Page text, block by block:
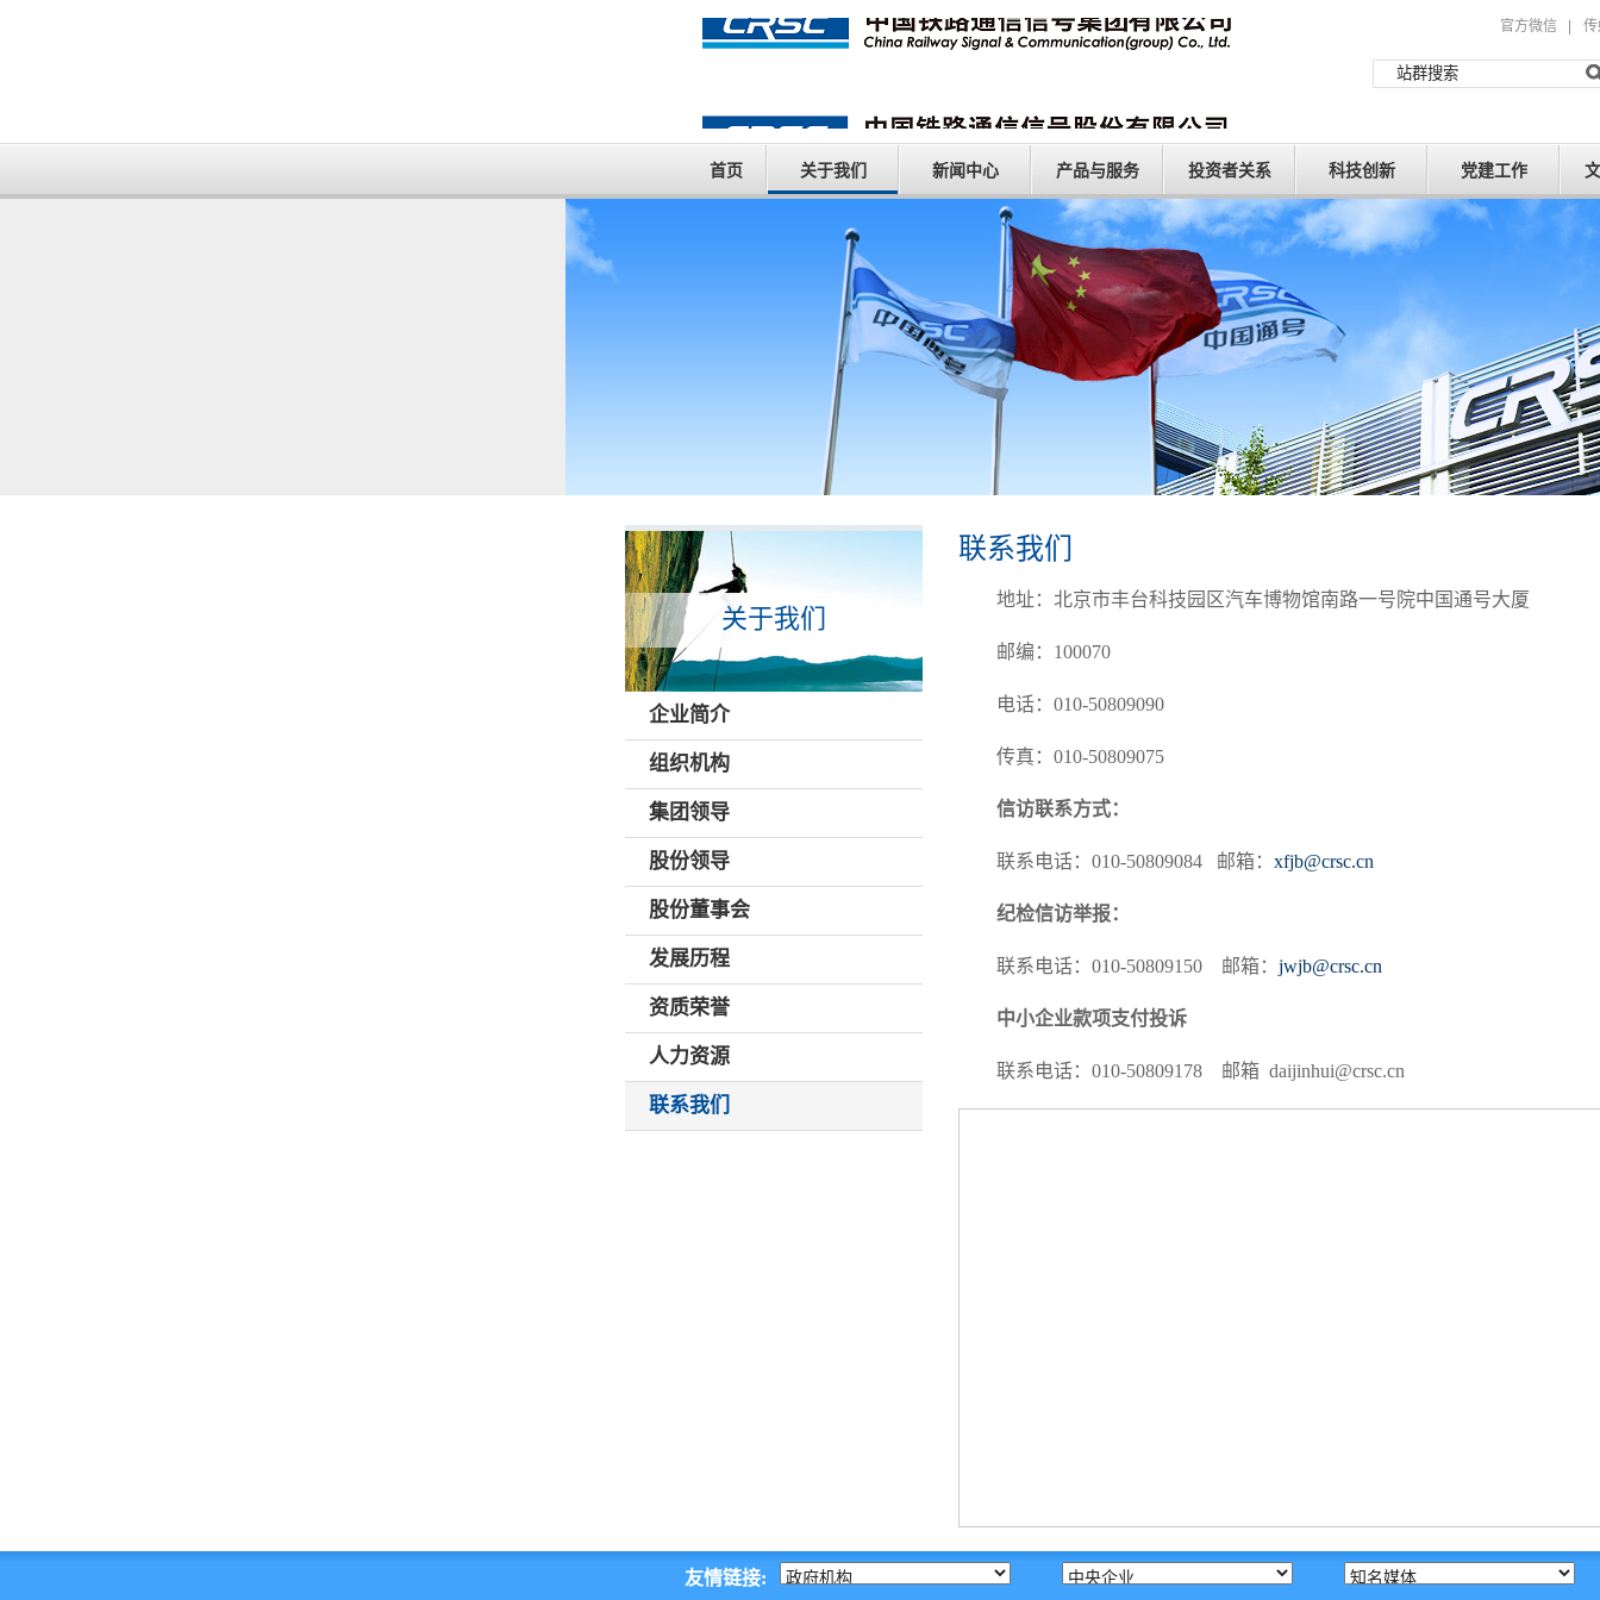
官方微信
首页 关于我们 新闻中心 产品与服务 投资者关系 科技创新 党建工作
关于我们
企业简介
组织机构
集团领导
股份领导
股份董事会
发展历程
资质荣誉
人力资源
联系我们
联系我们
地址：北京市丰台科技园区汽车博物馆南路一号院中国通号大厦
邮编：100070
电话：010-50809090
传真：010-50809075
信访联系方式：
联系电话：010-50809084 邮箱：xfjb@crsc.cn
纪检信访举报：
联系电话：010-50809150 邮箱：jwjb@crsc.cn
中小企业款项支付投诉
联系电话：010-50809178 邮箱 daijinhui@crsc.cn
友情链接: